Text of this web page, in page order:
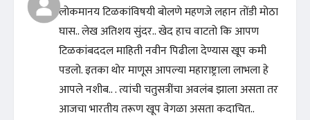
लोकमानय टिळकांविषयी बोलणे महणजे लहान तोंडी मोठा
घास.. लेख अतिशय सुंदर.. खेद हाच वाटतो कि आपण
टिळकांबददल माहिती नवीन पिढीला देण्यास खूप कमी
पडलो. इतका थोर माणूस आपल्या महाराष्ट्राला लाभला हे
आपले नशीब.. . त्यांची चतुसत्रींचा अवलंब झाला असता तर
आजचा भारतीय तरूण खूप वेगळा असता कदाचित..